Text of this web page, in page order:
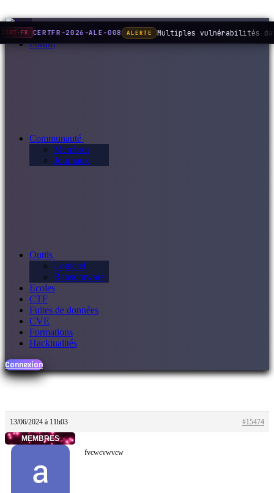
Forum
Communauté
Membres
Journaux
Outils
Logiciel
Ransomware
Ecoles
CTF
Fuites de données
CVE
Formations
Hacktualités
Connexion
13/06/2024 à 11h03
#15474
MEMBRES
fvcwcvwvcw
CERT-FR CERTFR-2026-ALE-008 ALERTE Multiples vulnérabilités